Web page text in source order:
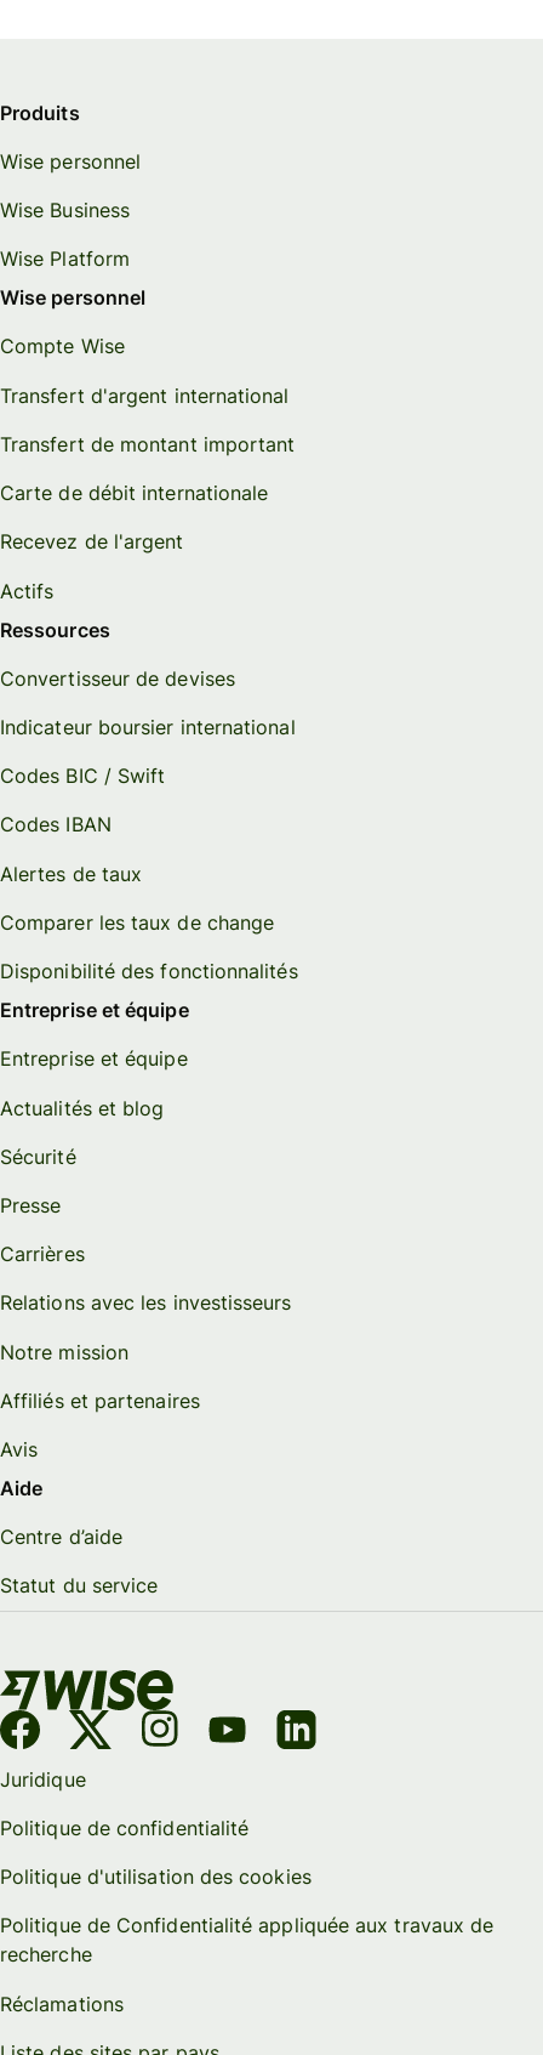
Produits
Wise personnel
Wise Business
Wise Platform
Wise personnel
Compte Wise
Transfert d'argent international
Transfert de montant important
Carte de débit internationale
Recevez de l'argent
Actifs
Ressources
Convertisseur de devises
Indicateur boursier international
Codes BIC / Swift
Codes IBAN
Alertes de taux
Comparer les taux de change
Disponibilité des fonctionnalités
Entreprise et équipe
Entreprise et équipe
Actualités et blog
Sécurité
Presse
Carrières
Relations avec les investisseurs
Notre mission
Affiliés et partenaires
Avis
Aide
Centre d’aide
Statut du service
Juridique
Politique de confidentialité
Politique d'utilisation des cookies
Politique de Confidentialité appliquée aux travaux de
recherche
Réclamations